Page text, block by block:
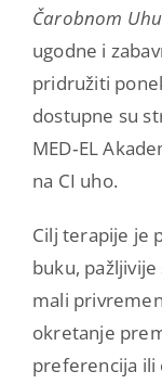
Čarobnom Uhu
ugodne i
pridružiti
dostupne su
MED‑EL
na CI uho.
Cilj terapije je
buku,
mali
okretanje
preferencija ili